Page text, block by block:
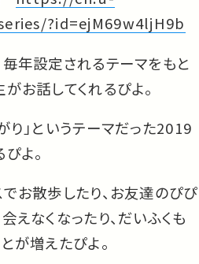
?id=ejM69w4ljH9b
年設定されるテーマをもと
お話してくれるぴよ。
り」というテーマだった2019
よ。
お散歩したり、お友達のぴぴ
えなくなったり、だいふくも
が増えたぴよ。